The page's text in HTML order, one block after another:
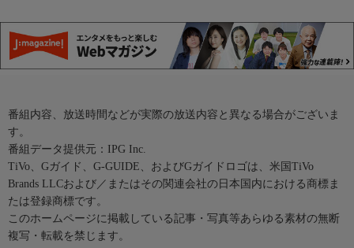
番組内容、放送時間などが実際の放送内容と異なる場合がございま
す。
番組データ提供元：IPG Inc.
TiVo、Gガイド、G-GUIDE、およびGガイドロゴは、米国TiVo
Brands LLCおよび／またはその関連会社の日本国内における商標ま
たは登録商標です。
このホームページに掲載している記事・写真等あらゆる素材の無断
複写・転載を禁じます。